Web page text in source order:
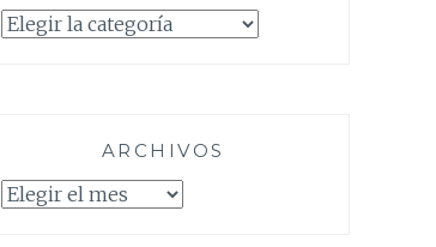
Categorías
ARCHIVOS
Archivos